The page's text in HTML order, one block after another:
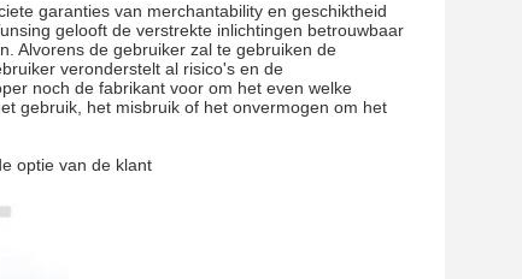
garanties van merchantability en geschiktheid
gelooft de verstrekte inlichtingen betrouwbaar
Alvorens de gebruiker zal te gebruiken de
veronderstelt al risico's en de
noch de fabrikant voor om het even welke
gebruik, het misbruik of het onvermogen om het
optie van de klant